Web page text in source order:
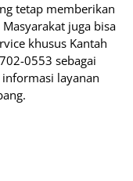
tetap memberikan
juga bisa
khusus Kantah
0553 sebagai
layanan